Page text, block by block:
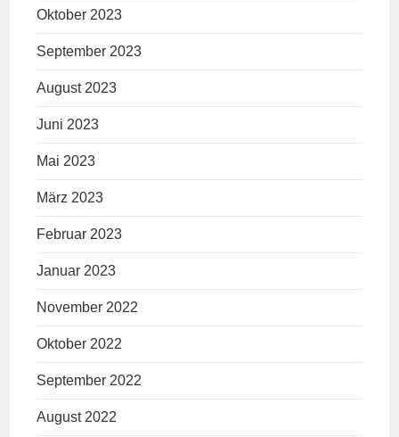
Oktober 2023
September 2023
August 2023
Juni 2023
Mai 2023
März 2023
Februar 2023
Januar 2023
November 2022
Oktober 2022
September 2022
August 2022